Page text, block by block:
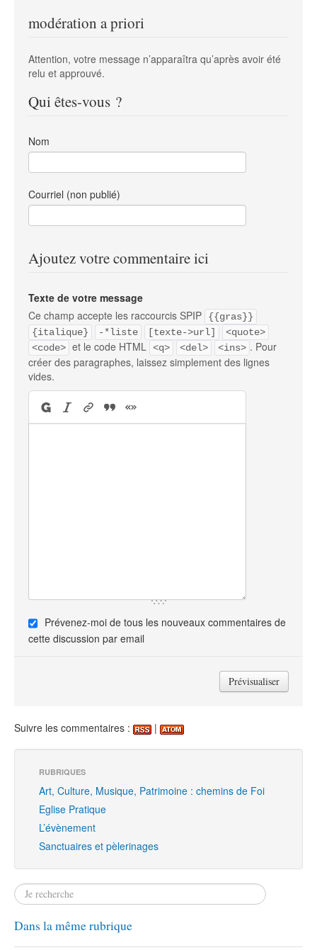
modération a priori
Attention, votre message n’apparaîtra qu’après avoir été
relu et approuvé.
Qui êtes-vous ?
Nom
Courriel (non publié)
Ajoutez votre commentaire ici
Texte de votre message
Ce champ accepte les raccourcis SPIP
{{gras}}
{italique}
-*liste [texte->url]
<quote>
<code> et le code HTML <q> <del> <ins> . Pour
créer des paragraphes, laissez simplement des lignes
vides.
Prévenez-moi de tous les nouveaux commentaires de
cette discussion par email
Suivre les commentaires : |
RUBRIQUES
Art, Culture, Musique, Patrimoine : chemins de Foi
Eglise Pratique
L’évènement
Sanctuaires et pèlerinages
Dans la même rubrique